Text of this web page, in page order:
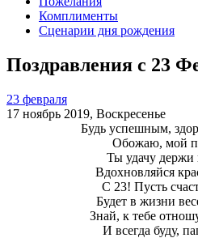
Комплименты
Сценарии дня рождения
Поздравления с 23
23 февраля
17 ноябрь 2019, Воскресенье
Будь успешным,
Обожаю, мой
Ты удачу держи
Вдохновляйся
С 23! Пусть
Будет в жизни
Знай, к тебе
И всегда буду,